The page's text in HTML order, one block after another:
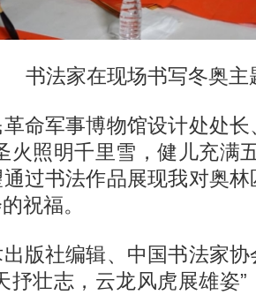
法家在现场书写冬奥主
军事博物馆设计处处长
照明千里雪，健儿充满
过书法作品展现我对奥
祝福。
社编辑、中国书法家协
壮志，云龙风虎展雄姿”